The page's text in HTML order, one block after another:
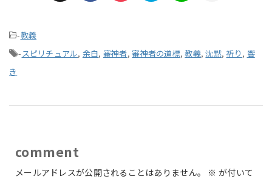
-教義
- スピリチュアル, 余白, 審神者,審神者の道標,教義,沈黙, 祈り , 響
き
comment
メールアドレスが公開されることはありません。 ※ が付いて